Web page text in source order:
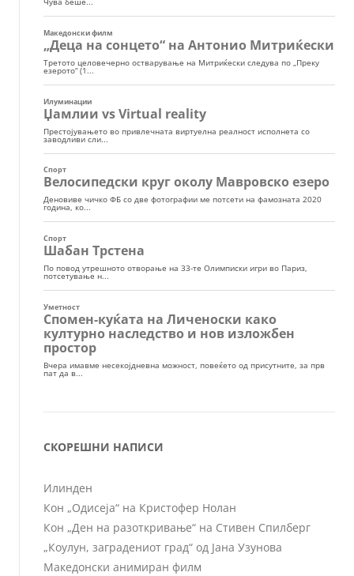
СКОРЕШНИ НАПИСИ
Илинден
Кон „Одисеја“ на Кристофер Нолан
Кон „Ден на разоткривање“ на Стивен Спилберг
„Коулун, заградениот град“ од Јана Узунова
Македонски анимиран филм